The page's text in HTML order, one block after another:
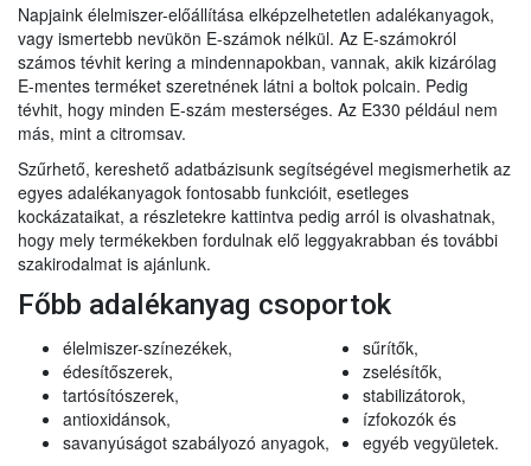
Napjaink élelmiszer-előállítása elképzelhetetlen adalékanyagok,
vagy ismertebb nevükön E-számok nélkül. Az E-számokról
számos tévhit kering a mindennapokban, vannak, akik kizárólag
E-mentes terméket szeretnének látni a boltok polcain. Pedig
tévhit, hogy minden E-szám mesterséges. Az E330 például nem
más, mint a citromsav.
Szűrhető, kereshető adatbázisunk segítségével megismerhetik az
egyes adalékanyagok fontosabb funkcióit, esetleges
kockázataikat, a részletekre kattintva pedig arról is olvashatnak,
hogy mely termékekben fordulnak elő leggyakrabban és további
szakirodalmat is ajánlunk.
Főbb adalékanyag csoportok
élelmiszer-színezékek,
édesítőszerek,
tartósítószerek,
antioxidánsok,
savanyúságot szabályozó anyagok,
sűrítők,
zselésítők,
stabilizátorok,
ízfokozók és
egyéb vegyületek.